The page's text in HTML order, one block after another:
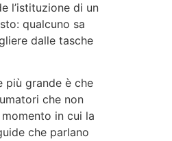
l’istituzione di un
qualcuno sa
dalle tasche
più grande è che
che non
in cui la
che parlano